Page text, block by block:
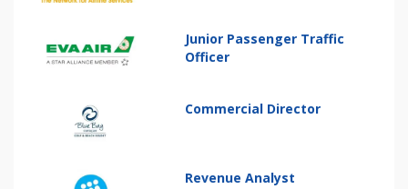
Junior Passenger Traffic
Officer
Commercial Director
Revenue Analyst